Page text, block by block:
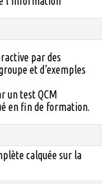
par des
et d’exemples
un test QCM
en fin de formation.
calquée sur la